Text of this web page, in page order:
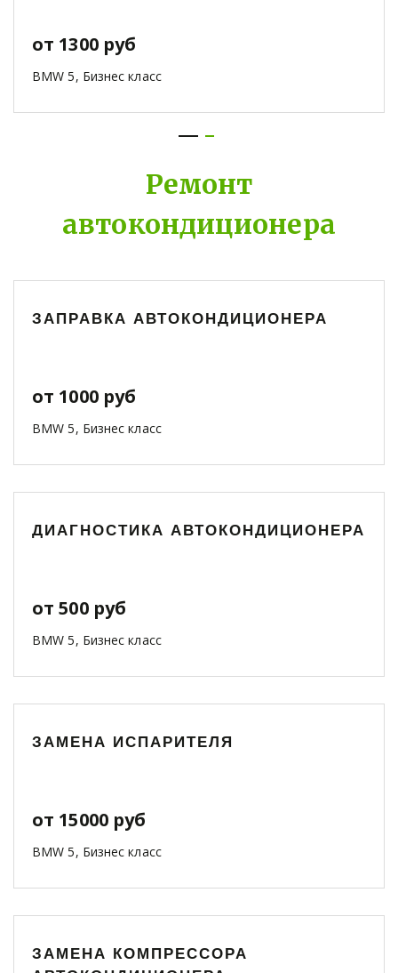
от 1300 руб
BMW 5, Бизнес класс
Ремонт
автокондиционера
ЗАПРАВКА АВТОКОНДИЦИОНЕРА
от 1000 руб
BMW 5, Бизнес класс
ДИАГНОСТИКА АВТОКОНДИЦИОНЕРА
от 500 руб
BMW 5, Бизнес класс
ЗАМЕНА ИСПАРИТЕЛЯ
от 15000 руб
BMW 5, Бизнес класс
ЗАМЕНА КОМПРЕССОРА